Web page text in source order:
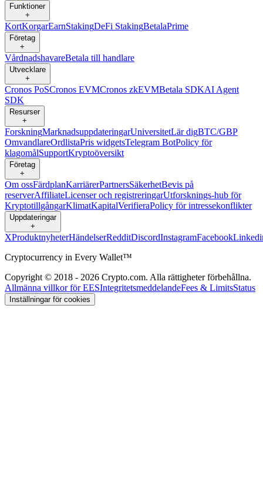
Funktioner
+
KortKorgarEarnStakingDeFi StakingBetalaPrime
Företag
+
VårdnadshavareBetala till handlare
Utvecklare
+
Cronos PoSCronos EVMCronos zkEVMBetala SDKAI Agent
SDK
Resurser
+
ForskningMarknadsuppdateringarUniversitetLär digBTC/GBP
OmvandlareOrdlistaPris widgetsTelegram BotPolicy för
klagomålSupportKryptoöversikt
Företag
+
Om ossFärdplanKarriärerPartnersSäkerhetBevis på
reserverAffiliateLicenser och registreringarUtforsknings-hub för
KryptotillgångarKlimatKapitalVerifieraPolicy för intressekonflikter
Uppdateringar
+
XProduktnyheterHändelserRedditDiscordInstagramFacebook
Cryptocurrency in Every Wallet™
Copyright © 2018 - 2026 Crypto.com. Alla rättigheter förbehållna.
Allmänna villkor för EESIntegritetsmeddelandeFees & LimitsStatus
Inställningar för cookies